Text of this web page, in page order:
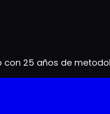
con 25 años de